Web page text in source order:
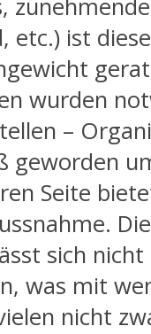
etc.) ist
wurden
–
geworden
Seite
sich
was mit
nicht